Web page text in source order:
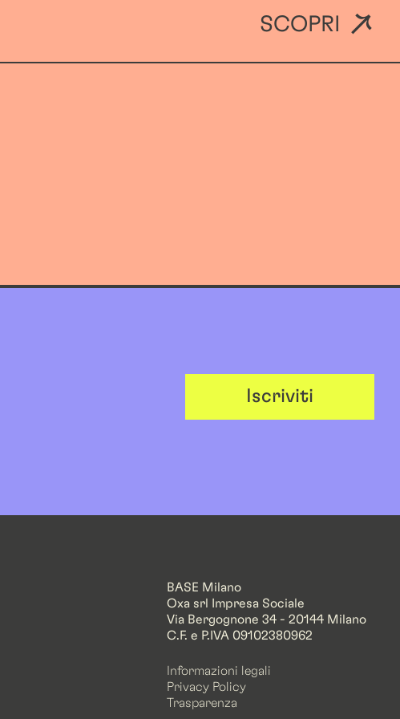
SCOPRI
Iscriviti
BASE Milano
Oxa srl Impresa Sociale
Via Bergognone 34 - 20144 Milano
C.F. e P.IVA 09102380962
Informazioni legali
Privacy Policy
Trasparenza